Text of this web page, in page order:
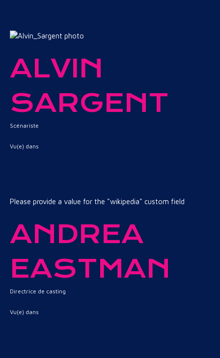
ALVIN
SARGENT
Scénariste
Vu(e) dans
Please provide a value for the "wikipedia" custom field
ANDREA
EASTMAN
Directrice de casting
Vu(e) dans